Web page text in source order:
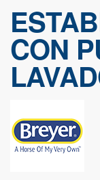
CON